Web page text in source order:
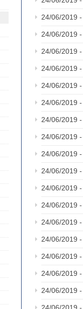
24/06/2019 -
24/06/2019 -
24/06/2019 -
24/06/2019 -
24/06/2019 -
24/06/2019 -
24/06/2019 -
24/06/2019 -
24/06/2019 -
24/06/2019 -
24/06/2019 -
24/06/2019 -
24/06/2019 -
24/06/2019 -
24/06/2019 -
24/06/2019 -
24/06/2019 -